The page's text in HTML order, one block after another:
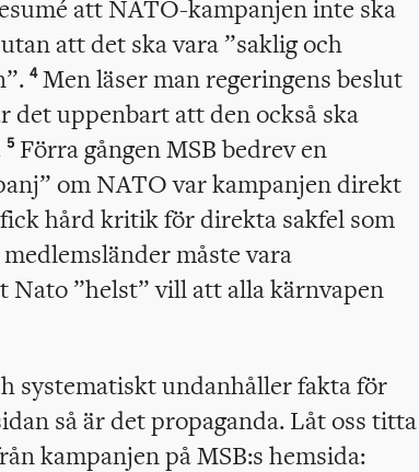
att NATO-kampanjen inte ska
att det ska vara ”saklig och
4Men läser man regeringens beslut
det uppenbart att den också ska
5Förra gången MSB bedrev en
om NATO var kampanjen direkt
hård kritik för direkta sakfel som
måste vara
Nato ”helst” vill att alla kärnvapen
systematiskt undanhåller fakta för
så är det propaganda. Låt oss titta
kampanjen på MSB:s hemsida: